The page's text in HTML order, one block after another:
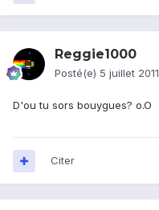
Reggie1000
Posté(e) 5 juillet 2011
D'ou tu sors bouygues? o.O
Citer